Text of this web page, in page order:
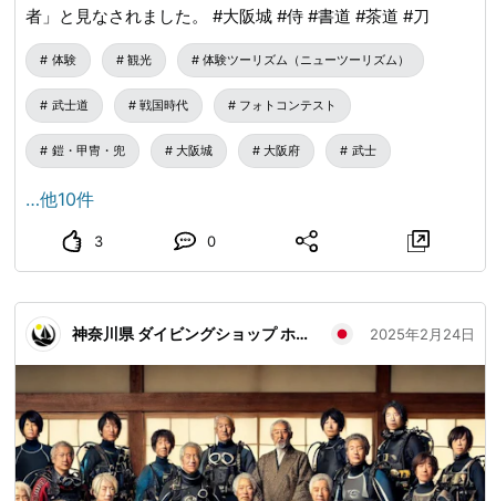
者」と見なされました。 #大阪城 #侍 #書道 #茶道 #刀
体験 観光 体験ツーリズム（ニューツーリズム）
武士道 戦国時代 フォトコンテスト
鎧・甲冑・兜 大阪城 大阪府 武士
…他10件
3 0
神奈川県 ダイビングショップ ホクレア湘南 2025年2月24日